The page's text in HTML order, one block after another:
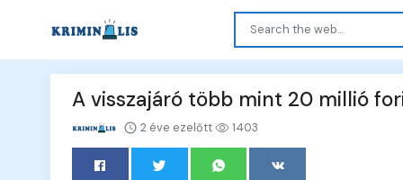
A visszajáró több mint 20 millió
2 éve ezelőtt 1403